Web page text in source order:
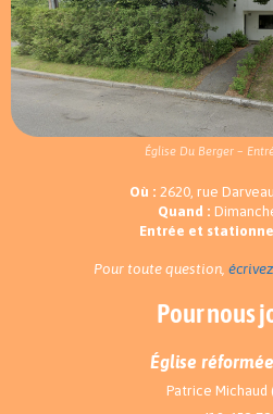
Église Du Berger –
Où : 2620, rue
Quand :
Entrée et
Pour toute question,
Pour nous
Église
Patrice Michaud